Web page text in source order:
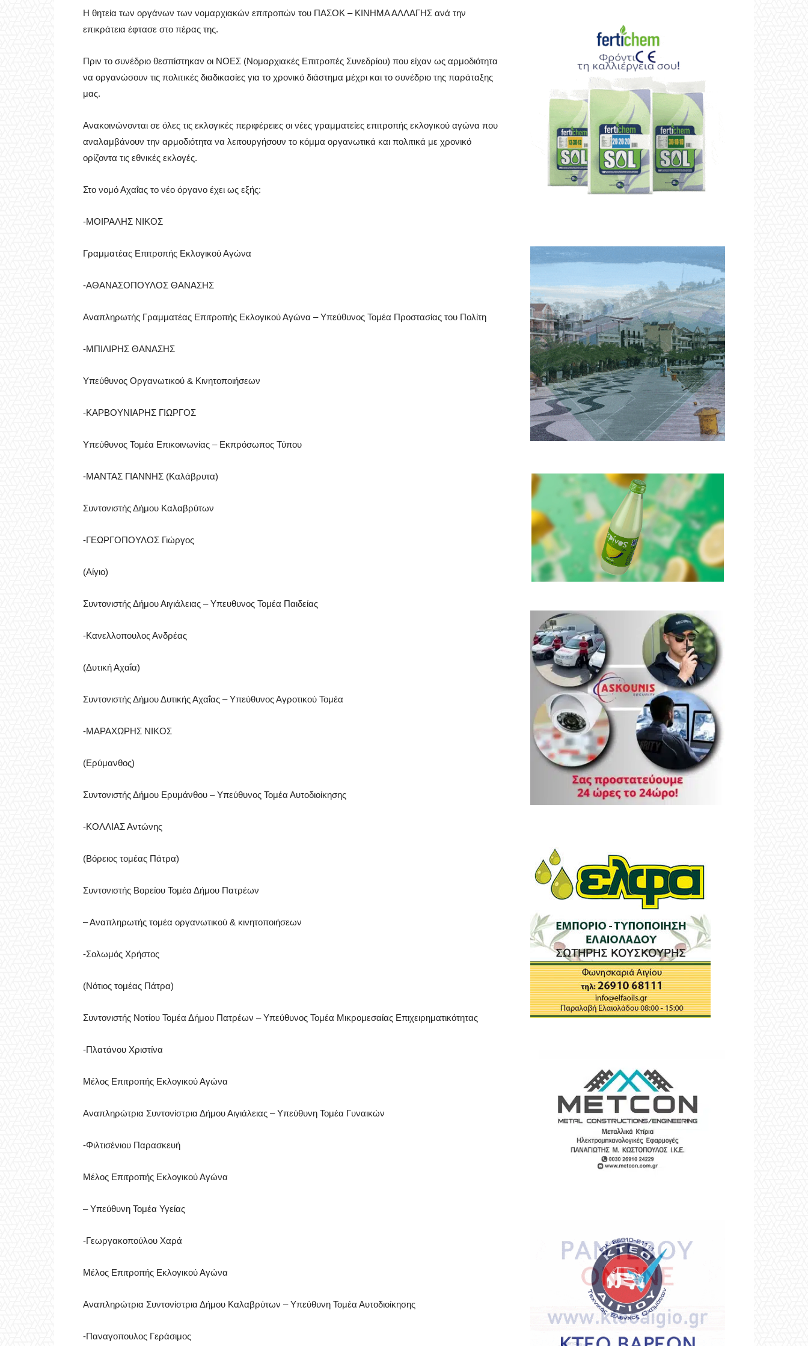
Η θητεία των οργάνων των νομαρχιακών επιτροπών του ΠΑΣΟΚ – ΚΙΝΗΜΑ ΑΛΛΑΓΗΣ ανά την
επικράτεια έφτασε στο πέρας της.
Πριν το συνέδριο θεσπίστηκαν οι ΝΟΕΣ (Νομαρχιακές Επιτροπές Συνεδρίου) που είχαν ως αρμοδιότητα
να οργανώσουν τις πολιτικές διαδικασίες για το χρονικό διάστημα μέχρι και το συνέδριο της παράταξης
μας.
Ανακοινώνονται σε όλες τις εκλογικές περιφέρειες οι νέες γραμματείες επιτροπής εκλογικού αγώνα που
αναλαμβάνουν την αρμοδιότητα να λειτουργήσουν το κόμμα οργανωτικά και πολιτικά με χρονικό
ορίζοντα τις εθνικές εκλογές.
Στο νομό Αχαΐας το νέο όργανο έχει ως εξής:
-ΜΟΙΡΑΛΗΣ ΝΙΚΟΣ
Γραμματέας Επιτροπής Εκλογικού Αγώνα
-ΑΘΑΝΑΣΟΠΟΥΛΟΣ ΘΑΝΑΣΗΣ
Αναπληρωτής Γραμματέας Επιτροπής Εκλογικού Αγώνα – Υπεύθυνος Τομέα Προστασίας του Πολίτη
-ΜΠΙΛΙΡΗΣ ΘΑΝΑΣΗΣ
Υπεύθυνος Οργανωτικού & Κινητοποιήσεων
-ΚΑΡΒΟΥΝΙΑΡΗΣ ΓΙΩΡΓΟΣ
Υπεύθυνος Τομέα Επικοινωνίας – Εκπρόσωπος Τύπου
-ΜΑΝΤΑΣ ΓΙΑΝΝΗΣ (Καλάβρυτα)
Συντονιστής Δήμου Καλαβρύτων
-ΓΕΩΡΓΟΠΟΥΛΟΣ Γιώργος
(Αίγιο)
Συντονιστής Δήμου Αιγιάλειας – Υπευθυνος Τομέα Παιδείας
-Κανελλοπουλος Ανδρέας
(Δυτική Αχαΐα)
Συντονιστής Δήμου Δυτικής Αχαΐας – Υπεύθυνος Αγροτικού Τομέα
-ΜΑΡΑΧΩΡΗΣ ΝΙΚΟΣ
(Ερύμανθος)
Συντονιστής Δήμου Ερυμάνθου – Υπεύθυνος Τομέα Αυτοδιοίκησης
-ΚΟΛΛΙΑΣ Αντώνης
(Βόρειος τομέας Πάτρα)
Συντονιστής Βορείου Τομέα Δήμου Πατρέων
– Αναπληρωτής τομέα οργανωτικού & κινητοποιήσεων
-Σολωμός Χρήστος
(Νότιος τομέας Πάτρα)
Συντονιστής Νοτίου Τομέα Δήμου Πατρέων – Υπεύθυνος Τομέα Μικρομεσαίας Επιχειρηματικότητας
-Πλατάνου Χριστίνα
Μέλος Επιτροπής Εκλογικού Αγώνα
Αναπληρώτρια Συντονίστρια Δήμου Αιγιάλειας – Υπεύθυνη Τομέα Γυναικών
-Φιλτισένιου Παρασκευή
Μέλος Επιτροπής Εκλογικού Αγώνα
– Υπεύθυνη Τομέα Υγείας
-Γεωργακοπούλου Χαρά
Μέλος Επιτροπής Εκλογικού Αγώνα
Αναπληρώτρια Συντονίστρια Δήμου Καλαβρύτων – Υπεύθυνη Τομέα Αυτοδιοίκησης
-Παναγοπουλος Γεράσιμος